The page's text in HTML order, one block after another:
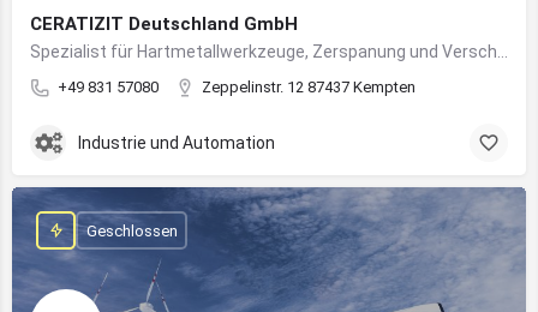
CERATIZIT Deutschland GmbH
+49 831 57080 Zeppelinstr. 12 87437 Kempten
Industrie und Automation
Geschlossen